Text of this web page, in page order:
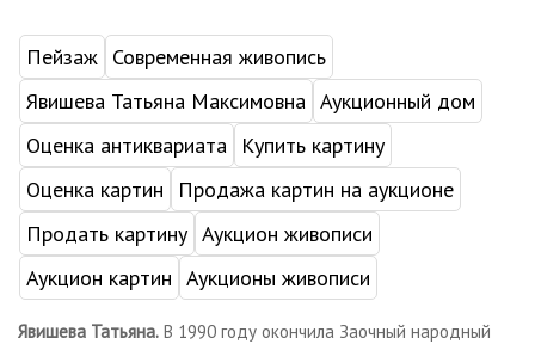
Пейзаж Современная живопись
Явишева Татьяна Максимовна Аукционный дом
Оценка антиквариата
Купить картину
Оценка картин
Продажа картин на аукционе
Продать картину Аукцион живописи
Аукцион картин Аукционы живописи
Явишева Татьяна. В 1990 году окончила Заочный народный